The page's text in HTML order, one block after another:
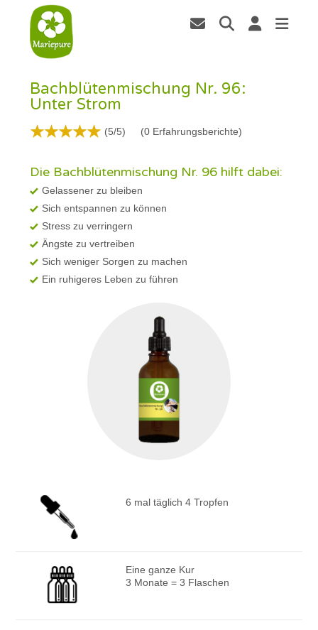
Bachblütenmischung Nr. 96:
Unter Strom
(5/5) (0 Erfahrungsberichte)
Die Bachblütenmischung Nr. 96 hilft dabei:
Gelassener zu bleiben
Sich entspannen zu können
Stress zu verringern
Ängste zu vertreiben
Sich weniger Sorgen zu machen
Ein ruhigeres Leben zu führen
6 mal täglich 4 Tropfen
Eine ganze Kur
3 Monate = 3 Flaschen